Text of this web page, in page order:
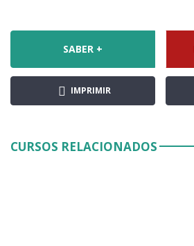
SABER +
IMPRIMIR
CURSOS RELACIONADOS